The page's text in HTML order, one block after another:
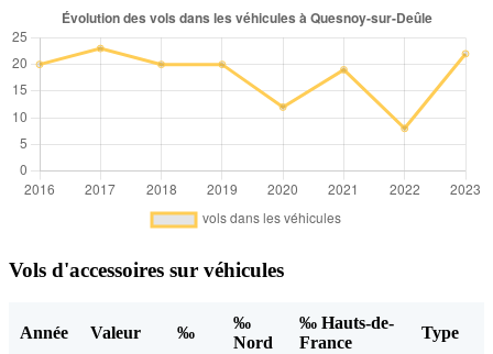
Vols d'accessoires sur véhicules
Année Valeur ‰
‰
Nord
‰ Hauts-de-
France
Type